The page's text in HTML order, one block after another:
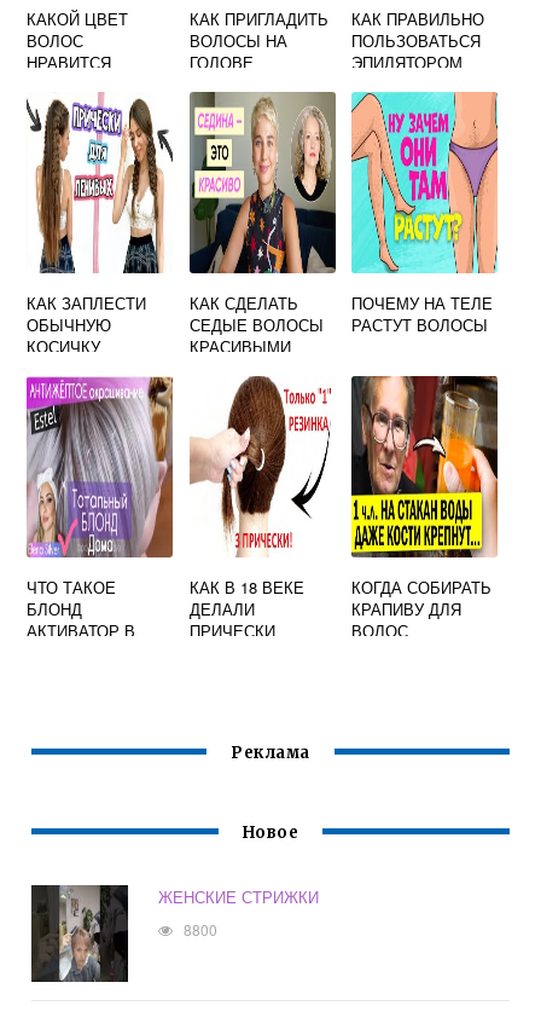
КАКОЙ ЦВЕТ
ВОЛОС
НРАВИТСЯ
КАК ПРИГЛАДИТЬ
ВОЛОСЫ НА
ГОЛОВЕ
КАК ПРАВИЛЬНО
ПОЛЬЗОВАТЬСЯ
ЭПИЛЯТОРОМ
НЕ ВРАСТАЛИ
КАК ЗАПЛЕСТИ
ОБЫЧНУЮ
КОСИЧКУ
КАК СДЕЛАТЬ
СЕДЫЕ ВОЛОСЫ
КРАСИВЫМИ
ПОЧЕМУ НА ТЕЛЕ
РАСТУТ ВОЛОСЫ
ЧТО ТАКОЕ
БЛОНД
АКТИВАТОР В
КАК В 18 ВЕКЕ
ДЕЛАЛИ
ПРИЧЕСКИ
КОГДА СОБИРАТЬ
КРАПИВУ ДЛЯ
ВОЛОС
Реклама
Новое
ЖЕНСКИЕ СТРИЖКИ
8800